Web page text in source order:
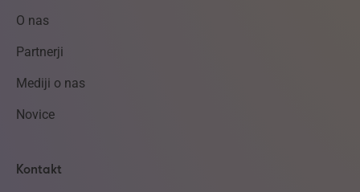
O nas
Partnerji
Mediji o nas
Novice
Kontakt